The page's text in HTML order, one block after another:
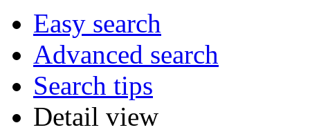
Easy search
Advanced search
Search tips
Detail view